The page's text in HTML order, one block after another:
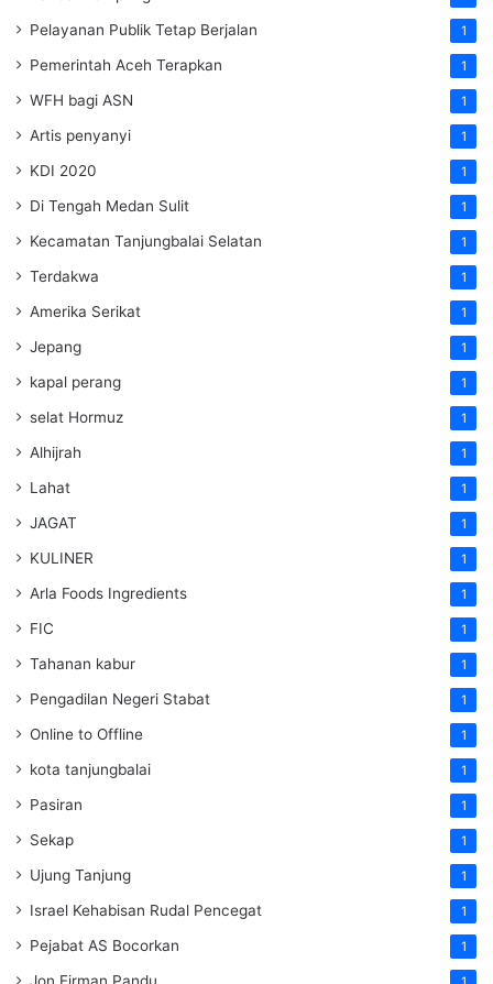
Pelayanan Publik Tetap Berjalan 1
Pemerintah Aceh Terapkan 1
WFH bagi ASN 1
Artis penyanyi 1
KDI 2020 1
Di Tengah Medan Sulit 1
Kecamatan Tanjungbalai Selatan 1
Terdakwa 1
Amerika Serikat 1
Jepang 1
kapal perang 1
selat Hormuz 1
Alhijrah 1
Lahat 1
JAGAT 1
KULINER 1
Arla Foods Ingredients 1
FIC 1
Tahanan kabur 1
Pengadilan Negeri Stabat 1
Online to Offline 1
kota tanjungbalai 1
Pasiran 1
Sekap 1
Ujung Tanjung 1
Israel Kehabisan Rudal Pencegat 1
Pejabat AS Bocorkan 1